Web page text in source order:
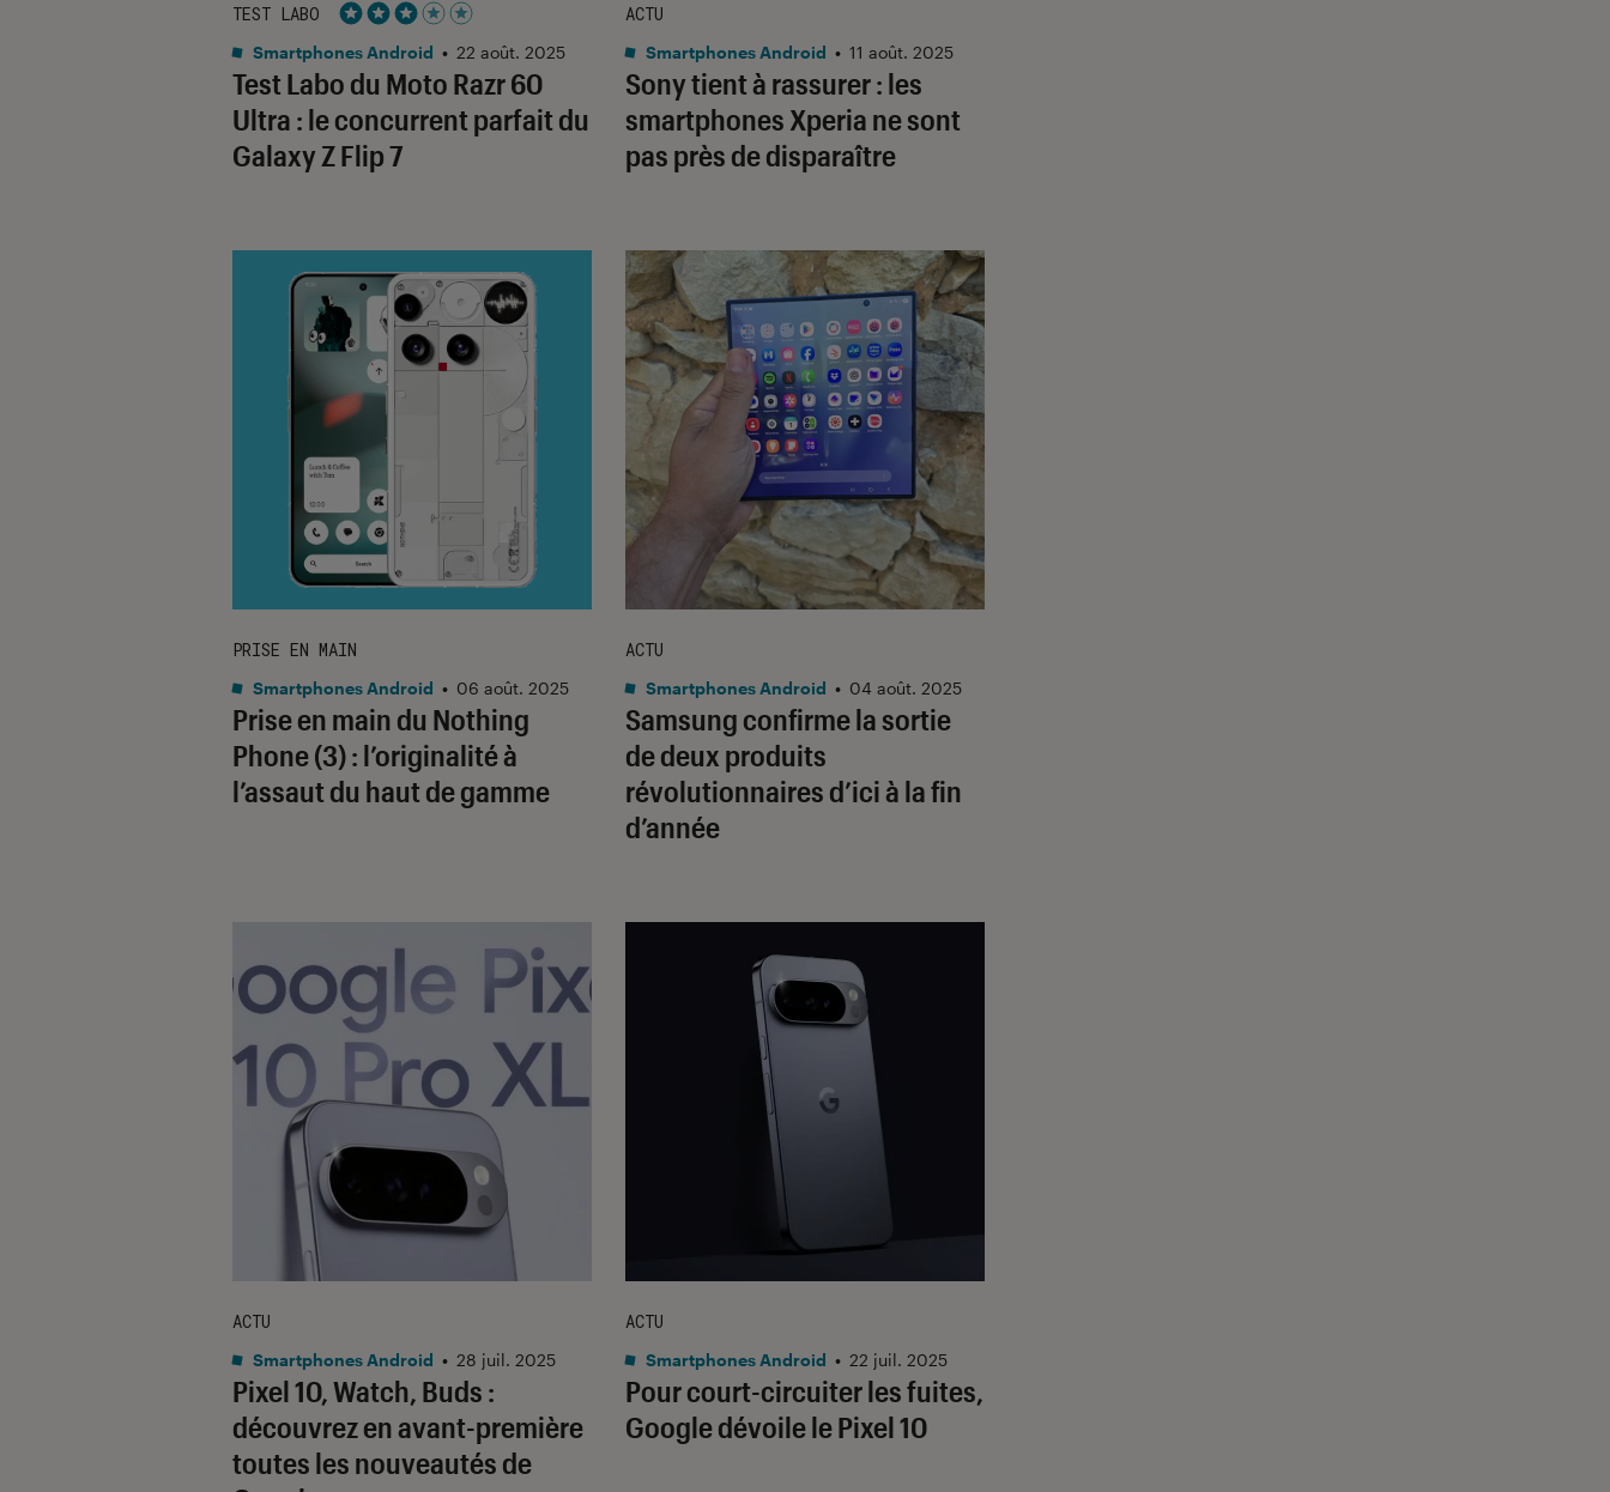
Test Labo du Moto Razr 60
Ultra : le concurrent parfait du
Galaxy Z Flip 7
TEST LABO
Noté 3 étoiles sur 5
Smartphones Android • 22 août. 2025
Sony tient à rassurer : les
smartphones Xperia ne sont
pas près de disparaître
ACTU
Smartphones Android • 11 août. 2025
Prise en main du Nothing
Phone (3) : l’originalité à
l’assaut du haut de gamme
PRISE EN MAIN
Smartphones Android • 06 août. 2025
Samsung confirme la sortie
de deux produits
révolutionnaires d’ici à la fin
d’année
ACTU
Smartphones Android • 04 août. 2025
Pixel 10, Watch, Buds :
découvrez en avant-première
toutes les nouveautés de
ACTU
Smartphones Android • 28 juil. 2025
Pour court-circuiter les fuites,
Google dévoile le Pixel 10
ACTU
Smartphones Android • 22 juil. 2025